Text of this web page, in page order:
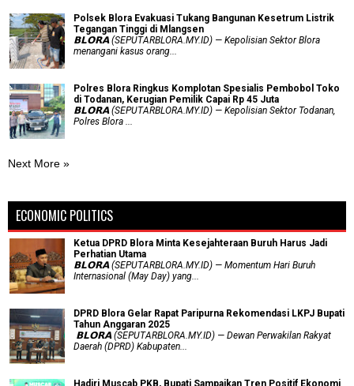
Polsek Blora Evakuasi Tukang Bangunan Kesetrum Listrik
Tegangan Tinggi di Mlangsen
𝗕𝗟𝗢𝗥𝗔 (SEPUTARBLORA.MY.ID) — Kepolisian Sektor Blora
menangani kasus orang...
Polres Blora Ringkus Komplotan Spesialis Pembobol Toko
di Todanan, Kerugian Pemilik Capai Rp 45 Juta
𝗕𝗟𝗢𝗥𝗔 (SEPUTARBLORA.MY.ID) — Kepolisian Sektor Todanan,
Polres Blora ...
Next More »
ECONOMIC POLITICS
Ketua DPRD Blora Minta Kesejahteraan Buruh Harus Jadi
Perhatian Utama
​𝗕𝗟𝗢𝗥𝗔 (SEPUTARBLORA.MY.ID) — Momentum Hari Buruh
Internasional (May Day) yang...
DPRD Blora Gelar Rapat Paripurna Rekomendasi LKPJ Bupati
Tahun Anggaran 2025
‎ 𝗕𝗟𝗢𝗥𝗔 (SEPUTARBLORA.MY.ID) — Dewan Perwakilan Rakyat
Daerah (DPRD) Kabupaten...
Hadiri Muscab PKB, Bupati Sampaikan Tren Positif Ekonomi